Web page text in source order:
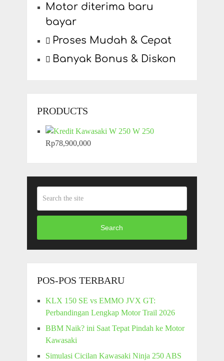
Motor diterima baru
bayar
Proses Mudah & Cepat
Banyak Bonus & Diskon
PRODUCTS
W 250
Rp78,900,000
Search
POS-POS TERBARU
KLX 150 SE vs EMMO JVX GT:
Perbandingan Lengkap Motor Trail 2026
BBM Naik? ini Saat Tepat Pindah ke Motor
Kawasaki
Simulasi Cicilan Kawasaki Ninja 250 ABS